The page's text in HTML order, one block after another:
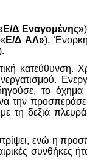
Δ Εναγομένης»
Ε/Δ ΑΛ»).
κατεύθυνση.
το
την
τη δεξιά
ενώ η
συνθήκες